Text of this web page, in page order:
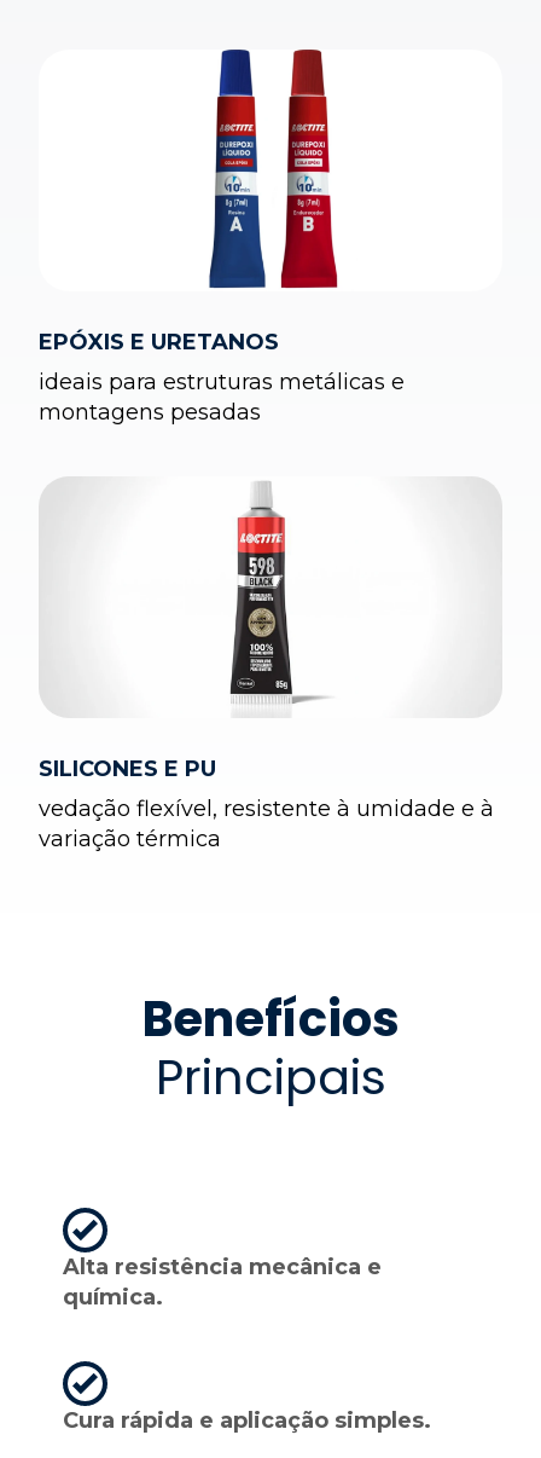
EPÓXIS E URETANOS
ideais para estruturas metálicas e
montagens pesadas
SILICONES E PU
vedação flexível, resistente à umidade e à
variação térmica
Benefícios
Principais
Alta resistência mecânica e
química.
Cura rápida e aplicação simples.